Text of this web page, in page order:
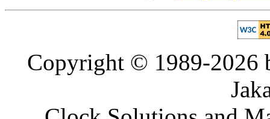
Copyright © 1989-2026